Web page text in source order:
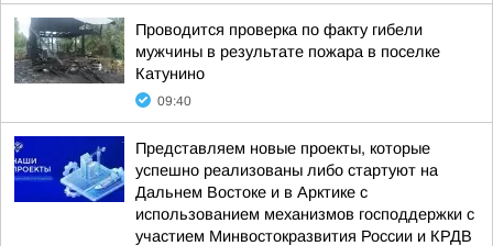
Проводится проверка по факту гибели
мужчины в результате пожара в поселке
Катунино
09:40
Представляем новые проекты, которые
успешно реализованы либо стартуют на
Дальнем Востоке и в Арктике с
использованием механизмов господдержки с
участием Минвостокразвития России и КРДВ